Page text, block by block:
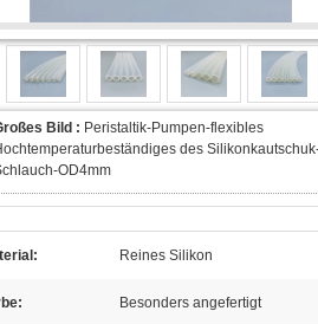
Bild : Peristaltik-Pumpen-flexibles
des
OD4mm
Reines Silikon
Besonders angefertigt